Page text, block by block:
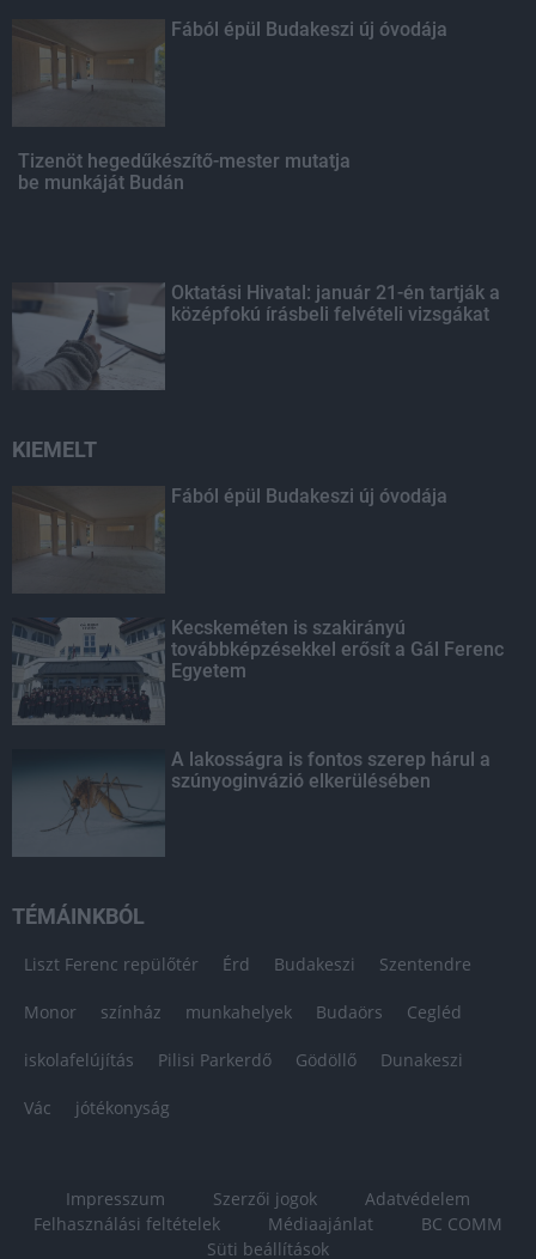
Fából épül Budakeszi új óvodája
Tizenöt hegedűkészítő-mester mutatja
be munkáját Budán
Oktatási Hivatal: január 21-én tartják a
középfokú írásbeli felvételi vizsgákat
KIEMELT
Fából épül Budakeszi új óvodája
Kecskeméten is szakirányú
továbbképzésekkel erősít a Gál Ferenc
Egyetem
A lakosságra is fontos szerep hárul a
szúnyoginvázió elkerülésében
TÉMÁINKBÓL
Liszt Ferenc repülőtér Érd Budakeszi Szentendre
Monor színház munkahelyek Budaörs Cegléd
iskolafelújítás Pilisi Parkerdő Gödöllő Dunakeszi
Vác jótékonyság
Impresszum Szerzői jogok
Adatvédelem
Felhasználási feltételek
Médiaajánlat
BC COMM
Süti beállítások